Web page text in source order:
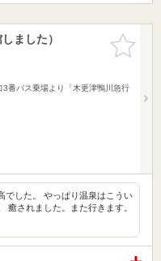
お気に入
りに追加
ました）
3番バス乗場より「木更津鴨川急行
でした。 やっぱり温泉はこうい
癒されました。また行きます。